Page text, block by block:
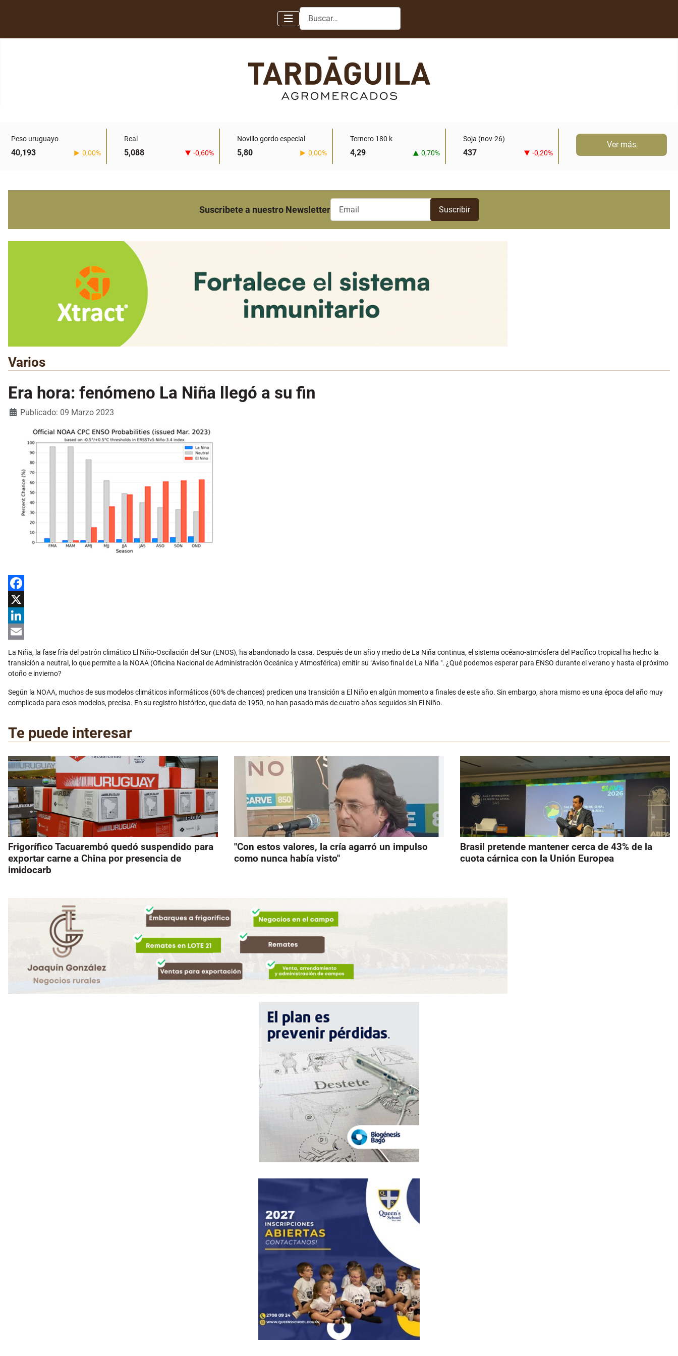
Buscar
Peso uruguayo
40,193 0,00%
Real
5,088 -0,60%
Novillo gordo especial
5,80 0,00%
Ternero 180 k
4,29 0,70%
Soja (nov-26)
437 -0,20%
Ver más
Suscribete a nuestro Newsletter
Varios
Era hora: fenómeno La Niña llegó a su fin
Detalles
Publicado: 09 Marzo 2023
Facebook
X
LinkedIn
Email
La Niña, la fase fría del patrón climático El Niño-Oscilación del Sur (ENOS), ha abandonado la casa. Después de un año y medio de La Niña continua, el sistema océano-atmósfera del Pacífico tropical ha hecho la
transición a neutral, lo que permite a la NOAA (Oficina Nacional de Administración Oceánica y Atmosférica) emitir su "Aviso final de La Niña ". ¿Qué podemos esperar para ENSO durante el verano y hasta el próximo
otoño e invierno?
Según la NOAA, muchos de sus modelos climáticos informáticos (60% de chances) predicen una transición a El Niño en algún momento a finales de este año. Sin embargo, ahora mismo es una época del año muy
complicada para esos modelos, precisa. En su registro histórico, que data de 1950, no han pasado más de cuatro años seguidos sin El Niño.
Te puede interesar
Frigorífico Tacuarembó quedó suspendido para
exportar carne a China por presencia de
imidocarb
"Con estos valores, la cría agarró un impulso
como nunca había visto"
Brasil pretende mantener cerca de 43% de la
cuota cárnica con la Unión Europea